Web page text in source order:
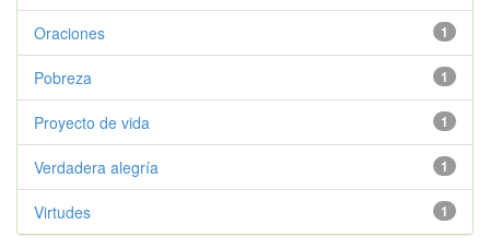
1
Oraciones
1
Pobreza
1
Proyecto de vida
1
Verdadera alegría
1
Virtudes